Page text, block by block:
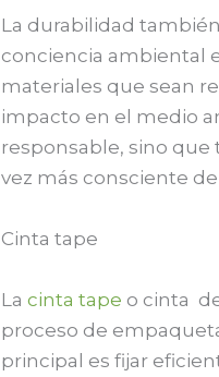
La durabilidad
conciencia ambiental
materiales que sean
impacto en el medio
responsable, sino
vez más consciente
Cinta tape
La cinta tape o cinta
proceso de
principal es fijar